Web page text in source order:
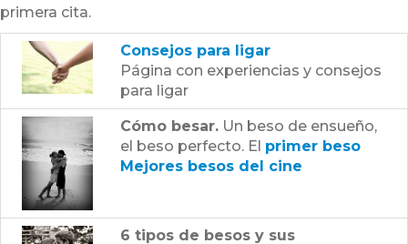
primera cita.
Consejos para ligar
Página con experiencias y consejos
para ligar
Cómo besar.Un beso de ensueño,
el beso perfecto. El primer beso
Mejores besos del cine
6 tipos de besos y sus